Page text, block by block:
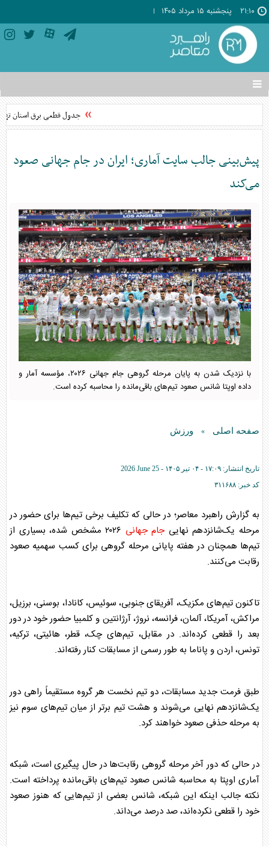
۲۱:۱۰ پنجشنبه ۱۵ مرداد ۱۴۰۵
تغییر
وضعیت
منوی
ها
جدول قطعی برق استان تهران فردا پنجشنبه ۱۵
پیش‌بینی جالب سایت آماری؛ ایران در جام جهانی صعود
می‌کند
با نزدیک شدن به پایان مرحله گروهی جام جهانی ۲۰۲۶، مؤسسه آمار و
داده اوپتا شانس صعود تیم‌های باقی‌مانده را محاسبه کرده است.
صفحه اصلی » ورزش
تاریخ انتشار: ۱۷:۰۹ - ۰۴ تير ۱۴۰۵ -
2026 June 25
کد خبر: ۳۱۱۶۸۸
به گزارش راهبرد معاصر؛ در حالی که تکلیف برخی تیم‌ها برای حضور در
مرحله یک‌شانزدهم نهاییجام جهانی
۲۰۲۶ مشخص شده، بسیاری از
تیم‌ها همچنان در هفته پایانی مرحله گروهی برای کسب سهمیه صعود
رقابت می‌کنند.
تاکنون تیم‌های مکزیک، آفریقای جنوبی، سوئیس، کانادا، بوسنی، برزیل،
مراکش، آمریکا، آلمان، فرانسه، نروژ، آرژانتین و کلمبیا حضور خود در دور
بعد را قطعی کرده‌اند. در مقابل، تیم‌های چک، قطر، هائیتی، ترکیه،
تونس، اردن و پاناما به طور رسمی از مسابقات کنار رفته‌اند.
طبق فرمت جدید مسابقات، دو تیم نخست هر گروه مستقیماً راهی دور
یک‌شانزدهم نهایی می‌شوند و هشت تیم برتر از میان تیم‌های سوم نیز
به مرحله حذفی صعود خواهند کرد.
در حالی که دور آخر مرحله گروهی رقابت‌ها در حال پیگیری است، شبکه
آماری اوپتا به محاسبه شانس صعود تیم‌های باقی‌مانده پرداخته است.
نکته جالب اینکه این شبکه، شانس بعضی از تیم‌هایی که هنوز صعود
خود را قطعی نکرده‌اند، صد درصد می‌داند.